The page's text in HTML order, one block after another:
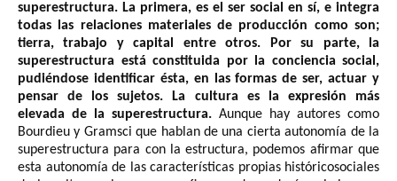
superestructura. La primera, es el ser social en sí, e integra
todas las relaciones materiales de producción como son;
tierra, trabajo y capital entre otros. Por su parte, la
superestructura está constituida por la conciencia social,
pudiéndose identificar ésta, en las formas de ser, actuar y
pensar de los sujetos. La cultura es la expresión más
elevada de la superestructura. Aunque hay autores como
Bourdieu y Gramsci que hablan de una cierta autonomía de la
superestructura para con la estructura, podemos afirmar que
esta autonomía de las características propias históricosociales